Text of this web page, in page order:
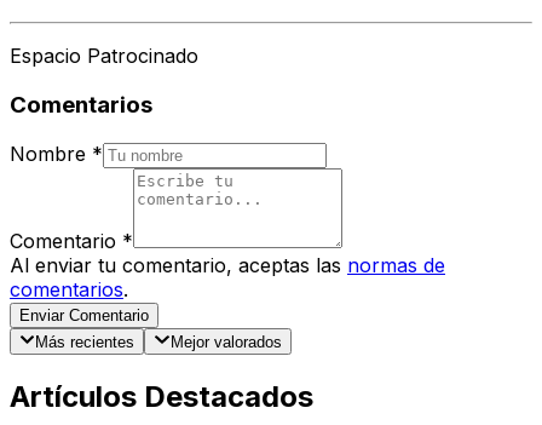
Espacio Patrocinado
Comentarios
Nombre *
Comentario *
Al enviar tu comentario, aceptas las normas de
comentarios.
Enviar Comentario
Más recientes
Mejor valorados
Artículos Destacados